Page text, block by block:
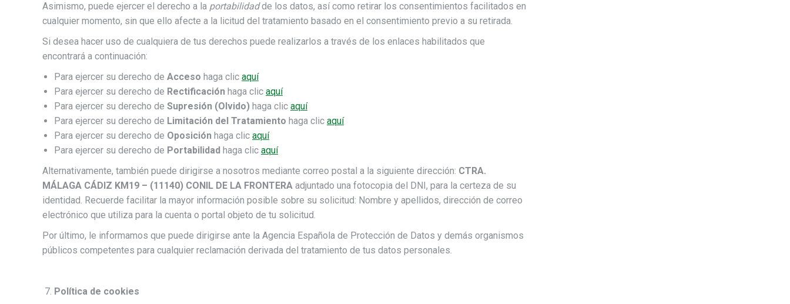
Asimismo, puede ejercer el derecho a la portabilidadde los datos, así como retirar los consentimientos facilitados en
cualquier momento, sin que ello afecte a la licitud del tratamiento basado en el consentimiento previo a su retirada.
Si desea hacer uso de cualquiera de tus derechos puede realizarlos a través de los enlaces habilitados que
encontrará a continuación:
Para ejercer su derecho de Acceso haga clic aquí
Para ejercer su derecho de Rectificación haga clic aquí
Para ejercer su derecho de Supresión (Olvido) haga clic aquí
Para ejercer su derecho de Limitación del Tratamiento haga clic aquí
Para ejercer su derecho de Oposición haga clic aquí
Para ejercer su derecho de Portabilidad haga clic aquí
Alternativamente, también puede dirigirse a nosotros mediante correo postal a la siguiente dirección: CTRA.
MÁLAGA CÁDIZ KM19 – (11140) CONIL DE LA FRONTERA adjuntado una fotocopia del DNI, para la certeza de su
identidad. Recuerde facilitar la mayor información posible sobre su solicitud: Nombre y apellidos, dirección de correo
electrónico que utiliza para la cuenta o portal objeto de tu solicitud.
Por último, le informamos que puede dirigirse ante la Agencia Española de Protección de Datos y demás organismos
públicos competentes para cualquier reclamación derivada del tratamiento de tus datos personales.
Política de cookies